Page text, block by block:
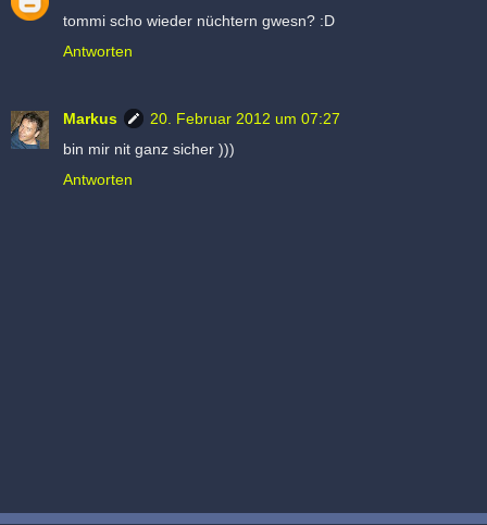
tommi scho wieder nüchtern gwesn? :D
Antworten
Markus
20. Februar 2012 um 07:27
bin mir nit ganz sicher )))
Antworten